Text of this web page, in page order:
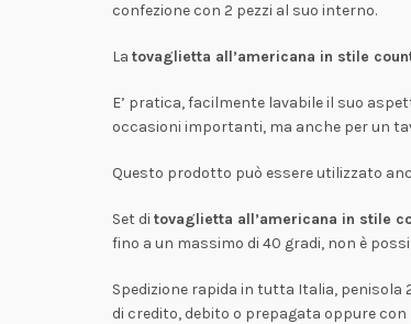
confezione con 2 pezzi al suo interno.
La tovaglietta all’americana in stile
E’ pratica, facilmente lavabile il suo
occasioni importanti, ma anche per un
Questo prodotto può essere utilizzato
Set di tovaglietta all’americana in stile
fino a un massimo di 40 gradi, non è
Spedizione rapida in tutta Italia,
di credito, debito o prepagata oppure